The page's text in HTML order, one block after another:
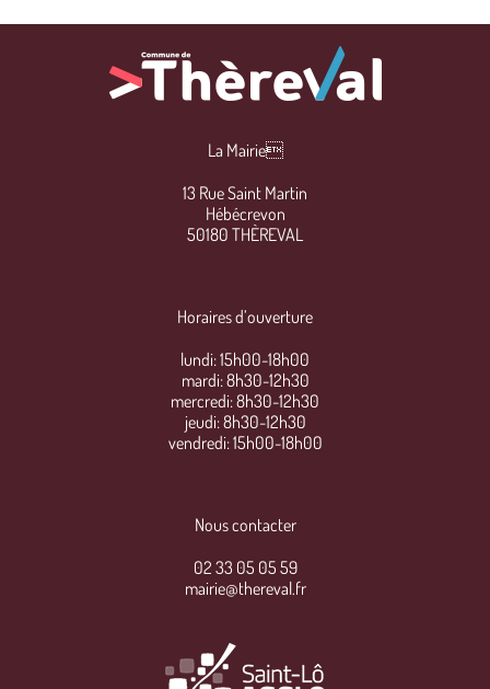
La Mairie
13 Rue Saint Martin
Hébécrevon
50180 THÈREVAL
Horaires d’ouverture
lundi: 15h00-18h00
mardi: 8h30-12h30
mercredi: 8h30-12h30
jeudi: 8h30-12h30
vendredi: 15h00-18h00
Nous contacter
02 33 05 05 59
mairie@thereval.fr